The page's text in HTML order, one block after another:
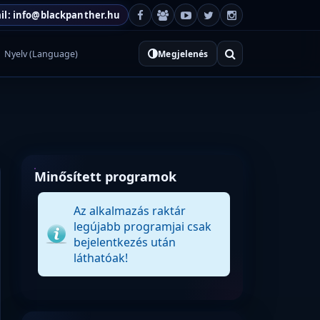
info@blackpanther.hu
Nyelv (Language) Megjelenés
Minősített programok
Az alkalmazás raktár
legújabb programjai csak
bejelentkezés után
láthatóak!